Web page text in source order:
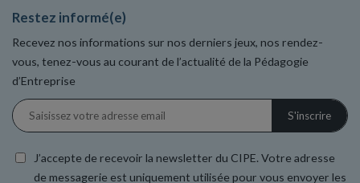
Restez informé(e)
Recevez nos informations sur nos derniers jeux, nos rendez-
vous, tenez-vous au courant de l’actualité de la Pédagogie
d’Entreprise
J’accepte de recevoir la newsletter du CIPE. Votre adresse
de messagerie est uniquement utilisée pour vous envoyer les